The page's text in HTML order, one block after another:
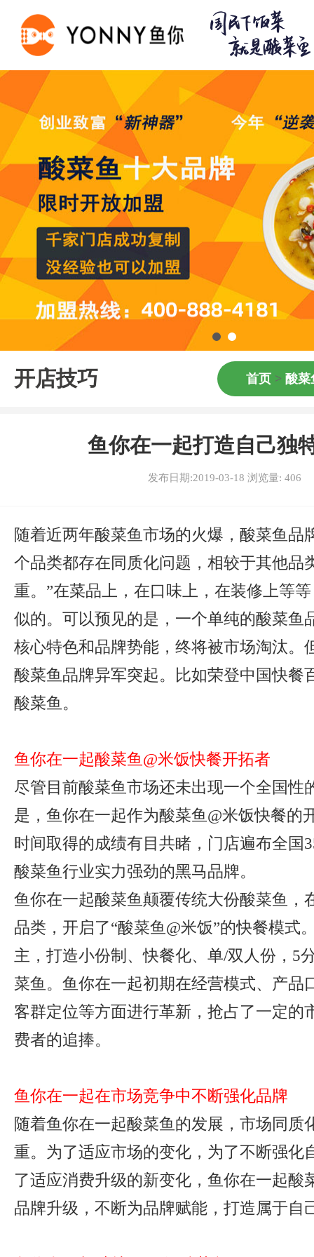
开店技巧 首页 > 酸菜
鱼你在一起打造自己独
发布日期:2019-03-18 浏览量: 406
随着近两年酸菜鱼市场的火爆，酸菜鱼品
个品类都存在同质化问题，相较于其他品
重。”在菜品上，在口味上，在装修上等
似的。可以预见的是，一个单纯的酸菜鱼
核心特色和品牌势能，终将被市场淘汰。
酸菜鱼品牌异军突起。比如荣登中国快餐
酸菜鱼。
鱼你在一起酸菜鱼@米饭快餐开拓者
尽管目前酸菜鱼市场还未出现一个全国性
是，鱼你在一起作为酸菜鱼@米饭快餐的
时间取得的成绩有目共睹，门店遍布全国
酸菜鱼行业实力强劲的黑马品牌。
鱼你在一起酸菜鱼颠覆传统大份酸菜鱼，
品类，开启了“酸菜鱼@米饭”的快餐模式
主，打造小份制、快餐化、单/双人份，5
菜鱼。鱼你在一起初期在经营模式、产品
客群定位等方面进行革新，抢占了一定的
费者的追捧。
鱼你在一起在市场竞争中不断强化品牌
随着鱼你在一起酸菜鱼的发展，市场同质
重。为了适应市场的变化，为了不断强化
了适应消费升级的新变化，鱼你在一起酸
品牌升级，不断为品牌赋能，打造属于自